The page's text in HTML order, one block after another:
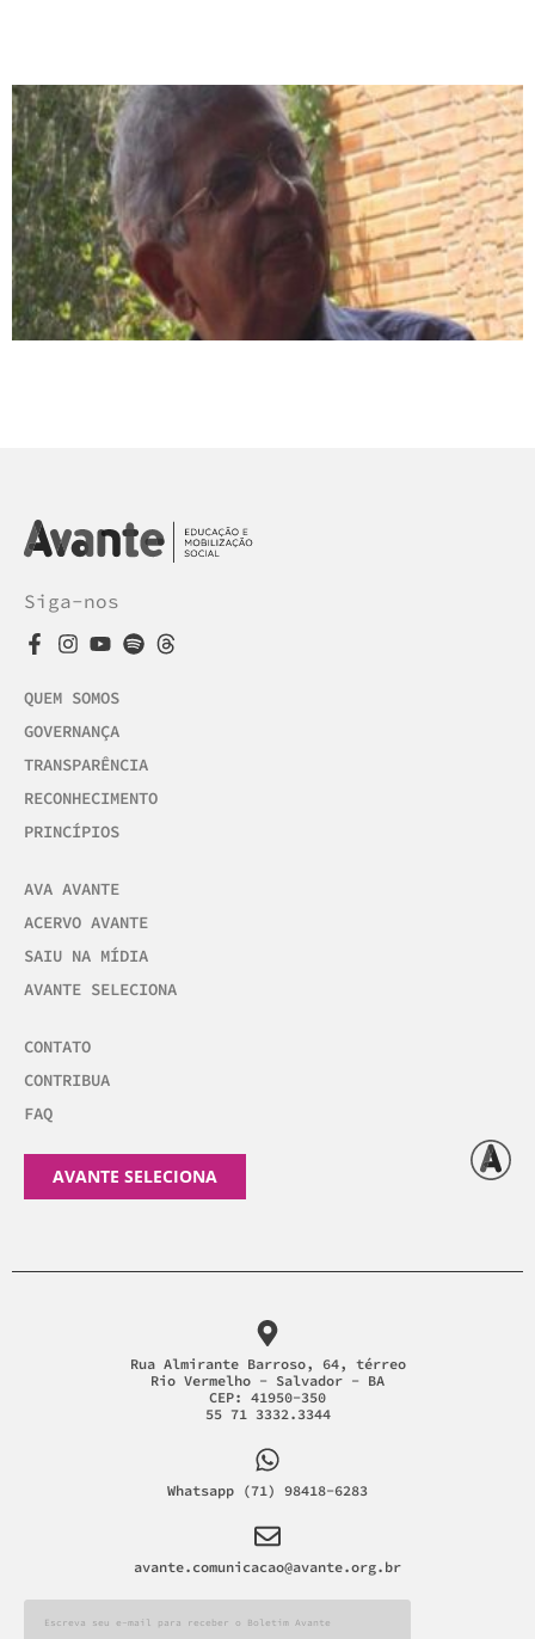
Siga-nos
QUEM SOMOS
GOVERNANÇA
TRANSPARÊNCIA
RECONHECIMENTO
PRINCÍPIOS
AVA AVANTE
ACERVO AVANTE
SAIU NA MÍDIA
AVANTE SELECIONA
CONTATO
CONTRIBUA
FAQ
AVANTE SELECIONA
Rua Almirante Barroso, 64, térreo
Rio Vermelho - Salvador - BA
CEP: 41950-350
55 71 3332.3344
Whatsapp (71) 98418-6283
avante.comunicacao@avante.org.br